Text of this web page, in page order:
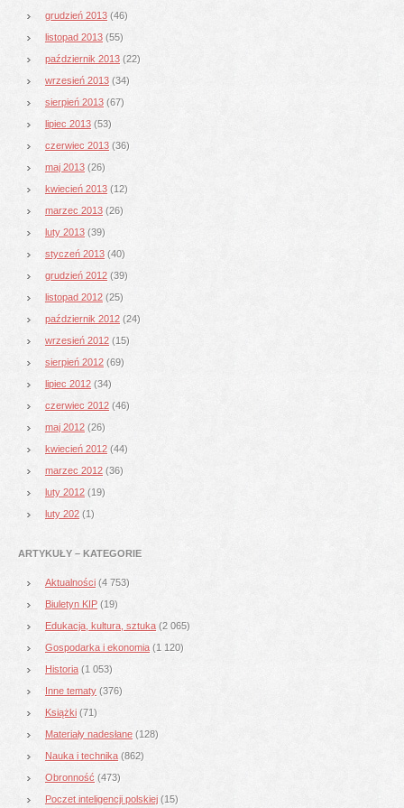
grudzień 2013 (46)
listopad 2013 (55)
październik 2013 (22)
wrzesień 2013 (34)
sierpień 2013 (67)
lipiec 2013 (53)
czerwiec 2013 (36)
maj 2013 (26)
kwiecień 2013 (12)
marzec 2013 (26)
luty 2013 (39)
styczeń 2013 (40)
grudzień 2012 (39)
listopad 2012 (25)
październik 2012 (24)
wrzesień 2012 (15)
sierpień 2012 (69)
lipiec 2012 (34)
czerwiec 2012 (46)
maj 2012 (26)
kwiecień 2012 (44)
marzec 2012 (36)
luty 2012 (19)
luty 202 (1)
ARTYKUŁY – KATEGORIE
Aktualności (4 753)
Biuletyn KIP (19)
Edukacja, kultura, sztuka (2 065)
Gospodarka i ekonomia (1 120)
Historia (1 053)
Inne tematy (376)
Książki (71)
Materiały nadesłane (128)
Nauka i technika (862)
Obronność (473)
Poczet inteligencji polskiej (15)